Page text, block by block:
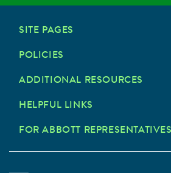
SITE PAGES
POLICIES
ADDITIONAL RESOURCES
HELPFUL LINKS
FOR ABBOTT REPRESENTATIVES